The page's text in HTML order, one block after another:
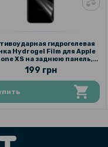
гидрогелевая
Hydrogel Film для Apple
XS на заднюю панель,
Transparent
199 грн